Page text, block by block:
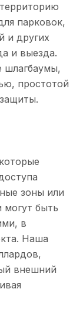
парковок,
и других
и выезда.
шлагбаумы,
простотой
зоны или
могут быть
в
Наша
внешний